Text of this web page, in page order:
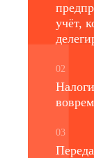
учёт,
02
03